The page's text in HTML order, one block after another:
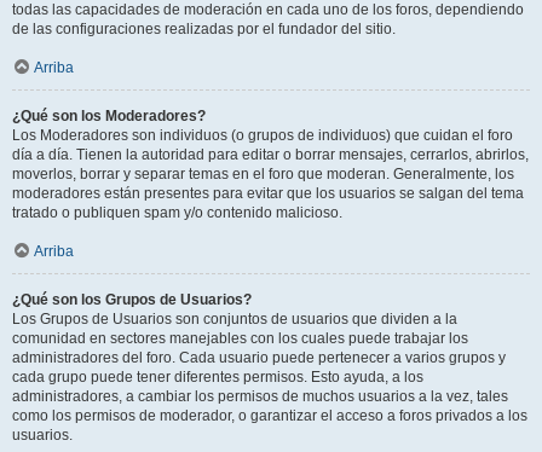
todas las capacidades de moderación en cada uno de los foros, dependiendo
de las configuraciones realizadas por el fundador del sitio.
Arriba
¿Qué son los Moderadores?
Los Moderadores son individuos (o grupos de individuos) que cuidan el foro
día a día. Tienen la autoridad para editar o borrar mensajes, cerrarlos, abrirlos,
moverlos, borrar y separar temas en el foro que moderan. Generalmente, los
moderadores están presentes para evitar que los usuarios se salgan del tema
tratado o publiquen spam y/o contenido malicioso.
Arriba
¿Qué son los Grupos de Usuarios?
Los Grupos de Usuarios son conjuntos de usuarios que dividen a la
comunidad en sectores manejables con los cuales puede trabajar los
administradores del foro. Cada usuario puede pertenecer a varios grupos y
cada grupo puede tener diferentes permisos. Esto ayuda, a los
administradores, a cambiar los permisos de muchos usuarios a la vez, tales
como los permisos de moderador, o garantizar el acceso a foros privados a los
usuarios.